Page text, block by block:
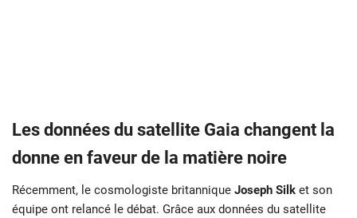
Les données du satellite Gaia changent la
donne en faveur de la matière noire
Récemment, le cosmologiste britannique Joseph Silk et son
équipe ont relancé le débat. Grâce aux données du satellite